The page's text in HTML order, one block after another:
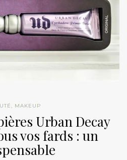
, MAKEUP
Urban Decay
vos fards : un